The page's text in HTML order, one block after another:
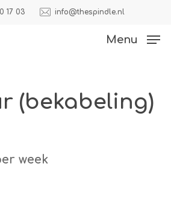
17 03 info@thespindle.nl
Menu
(bekabeling)
week
Close